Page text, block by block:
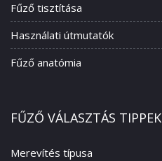
Fűző tisztítása
Használati útmutatók
Fűző anatómia
FŰZŐ VÁLASZTÁS TIPPEK
Merevítés típusa